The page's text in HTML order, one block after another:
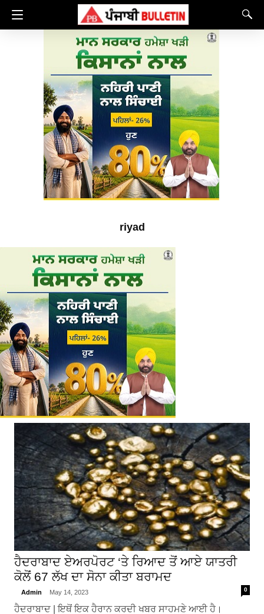
riyad
ਹੈਦਰਾਬਾਦ ਏਅਰਪੋਰਟ ‘ਤੇ ਰਿਆਦ ਤੋਂ ਆਏ ਯਾਤਰੀ
ਕੋਲੋਂ 67 ਲੱਖ ਦਾ ਸੋਨਾ ਕੀਤਾ ਬਰਾਮਦ
Admin May 14, 2023 0
ਹੈਦਰਾਬਾਦ | ਇਥੋਂ ਇਕ ਹੈਰਾਨ ਕਰਦੀ ਖਬਰ ਸਾਹਮਣੇ ਆਈ ਹੈ।